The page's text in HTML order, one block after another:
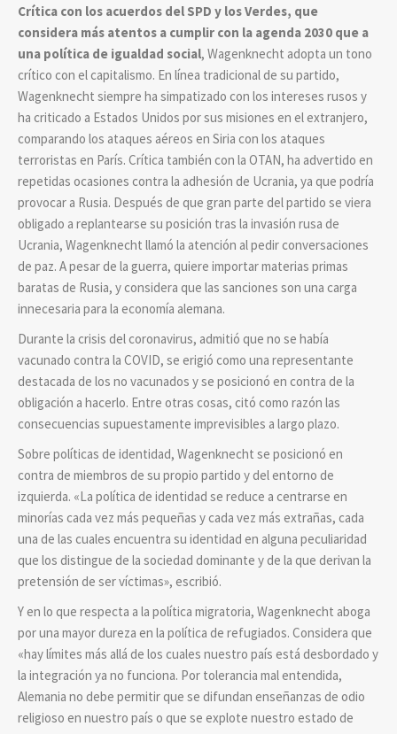
Crítica con los acuerdos del SPD y los Verdes, que
considera más atentos a cumplir con la agenda 2030 que a
una política de igualdad social, Wagenknecht adopta un tono
crítico con el capitalismo. En línea tradicional de su partido,
Wagenknecht siempre ha simpatizado con los intereses rusos y
ha criticado a Estados Unidos por sus misiones en el extranjero,
comparando los ataques aéreos en Siria con los ataques
terroristas en París. Crítica también con la OTAN, ha advertido en
repetidas ocasiones contra la adhesión de Ucrania, ya que podría
provocar a Rusia. Después de que gran parte del partido se viera
obligado a replantearse su posición tras la invasión rusa de
Ucrania, Wagenknecht llamó la atención al pedir conversaciones
de paz. A pesar de la guerra, quiere importar materias primas
baratas de Rusia, y considera que las sanciones son una carga
innecesaria para la economía alemana.
Durante la crisis del coronavirus, admitió que no se había
vacunado contra la COVID, se erigió como una representante
destacada de los no vacunados y se posicionó en contra de la
obligación a hacerlo. Entre otras cosas, citó como razón las
consecuencias supuestamente imprevisibles a largo plazo.
Sobre políticas de identidad, Wagenknecht se posicionó en
contra de miembros de su propio partido y del entorno de
izquierda. «La política de identidad se reduce a centrarse en
minorías cada vez más pequeñas y cada vez más extrañas, cada
una de las cuales encuentra su identidad en alguna peculiaridad
que los distingue de la sociedad dominante y de la que derivan la
pretensión de ser víctimas», escribió.
Y en lo que respecta a la política migratoria, Wagenknecht aboga
por una mayor dureza en la política de refugiados. Considera que
«hay límites más allá de los cuales nuestro país está desbordado y
la integración ya no funciona. Por tolerancia mal entendida,
Alemania no debe permitir que se difundan enseñanzas de odio
religioso en nuestro país o que se explote nuestro estado de